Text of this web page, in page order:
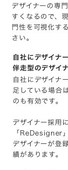
デザイナーの専
すくなるので、
門性を可視化す
さい。
自社にデザイナ
伴走型のデザイ
自社にデザイナ
足している場合
のも有効です。
デザイナー採用
「ReDesigner
デザイナーが登
績があります。